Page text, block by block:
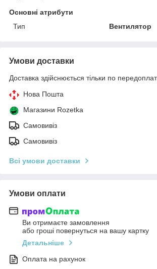
Основні атрибути
Тип
Вентилятор
Умови доставки
Доставка здійснюється тільки по
Нова Пошта
Магазини Rozetka
Самовивіз
Самовивіз
Всі умови доставки
Умови оплати
Ви отримаєте замовлення
або гроші повернуться на вашу картку
Детальніше
Оплата на рахунок